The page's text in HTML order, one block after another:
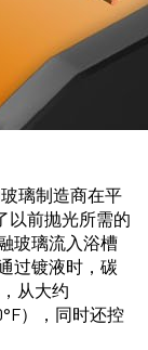
璃制造商在平
以前抛光所需的
玻璃流入浴槽
过镀液时，碳
从大约
），同时还控